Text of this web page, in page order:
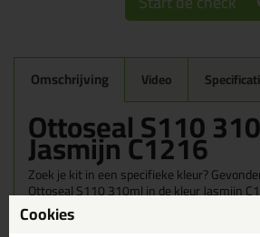
Omschrijving Video
Ottoseal S110
Jasmijn C1216
Zoek je kit in een specifieke kleur?
Ottoseal S110 310ml in de kleur Jasmijn
voor verschillende toepassingen. Een
welke makkelijk te verwerken is. Perfect als
Cookies